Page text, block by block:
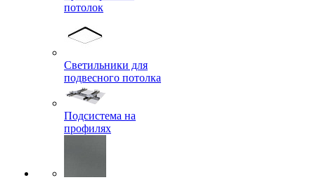
потолок
Светильники для
подвесного потолка
Подсистема на
профилях